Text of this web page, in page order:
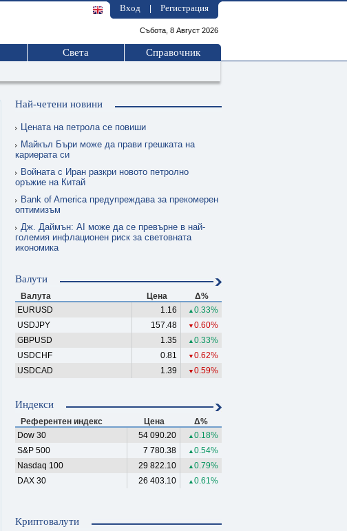
Вход Регистрация
Събота, 8 Август 2026
Света Справочник
Най-четени новини
Цената на петрола се повиши
Майкъл Бъри може да прави грешката на
кариерата си
Войната с Иран разкри новото петролно
оръжие на Китай
Bank of America предупреждава за прекомерен
оптимизъм
Дж. Даймън: AI може да се превърне в най-
големия инфлационен риск за световната
икономика
Валути
Валута Цена
Δ%
EURUSD
1.16 ▲ 0.33%
USDJPY
157.48 ▼ 0.60%
GBPUSD
1.35 ▲ 0.33%
USDCHF
0.81 ▼ 0.62%
USDCAD
1.39 ▼ 0.59%
Индекси
Референтен индекс Цена
Δ%
Dow 30
54 090.20 ▲ 0.18%
S&P 500
7 780.38 ▲ 0.54%
Nasdaq 100
29 822.10 ▲ 0.79%
DAX 30
26 403.10 ▲ 0.61%
Криптовалути